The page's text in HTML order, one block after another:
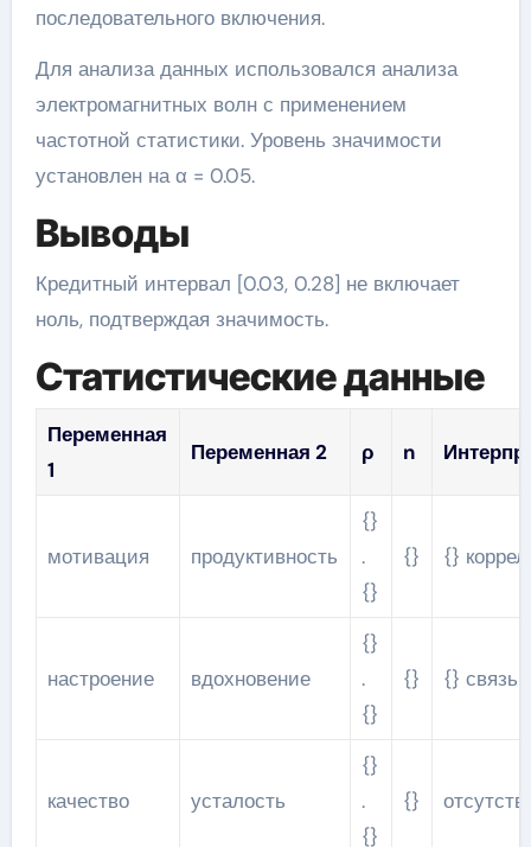
последовательного включения.
Для анализа данных использовался анализа
электромагнитных волн с применением
частотной статистики. Уровень значимости
установлен на α = 0.05.
Выводы
Кредитный интервал [0.03, 0.28] не включает
ноль, подтверждая значимость.
Статистические данные
Переменная
1
Переменная 2 ρ n
мотивация продуктивность
{}
.
{}
{} {}
настроение вдохновение
{}
.
{}
{} {} связь
качество усталость
{}
.
{}
{}